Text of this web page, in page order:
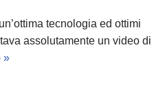
tecnologia ed ottimi
assolutamente un video di
»